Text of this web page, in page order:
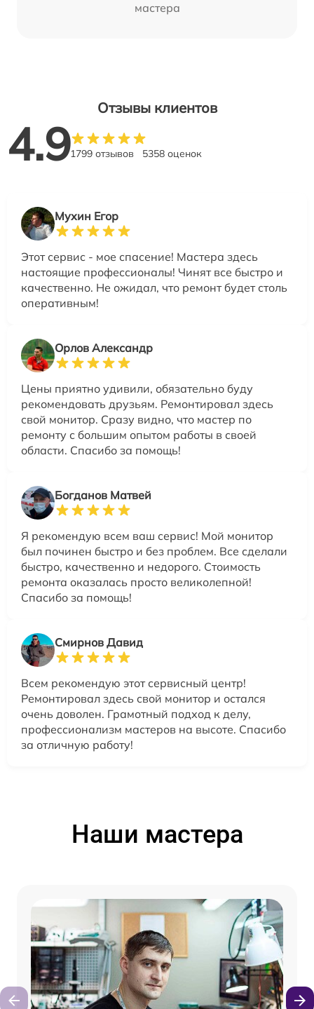
мастера
Отзывы клиентов
4.91799 отзывов 5358 оценок
Мухин Егор
Этот сервис - мое спасение! Мастера здесь
настоящие профессионалы! Чинят все быстро и
качественно. Не ожидал, что ремонт будет столь
оперативным!
Орлов Александр
Цены приятно удивили, обязательно буду
рекомендовать друзьям. Ремонтировал здесь
свой монитор. Сразу видно, что мастер по
ремонту с большим опытом работы в своей
области. Спасибо за помощь!
Богданов Матвей
Я рекомендую всем ваш сервис! Мой монитор
был починен быстро и без проблем. Все сделали
быстро, качественно и недорого. Стоимость
ремонта оказалась просто великолепной!
Спасибо за помощь!
Смирнов Давид
Всем рекомендую этот сервисный центр!
Ремонтировал здесь свой монитор и остался
очень доволен. Грамотный подход к делу,
профессионализм мастеров на высоте. Спасибо
за отличную работу!
Наши мастера